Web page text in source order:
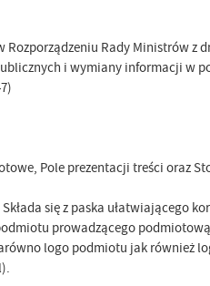
Rady Ministrów z
i wymiany informacji w
Pole prezentacji treści oraz
się z paska ułatwiającego
prowadzącego
logo podmiotu jak również